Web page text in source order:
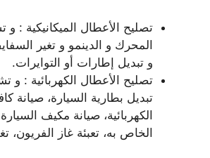
تصليح الأعطال الميكانيكية :
المحرك و الدينمو و تغير
و تبديل إطارات أو التوايرات.
تصليح الأعطال الكهربائية :
تبديل بطارية السيارة، صيانة
الكهربائية، صيانة مكيف
الخاص به، تعبئة غاز الفريون،